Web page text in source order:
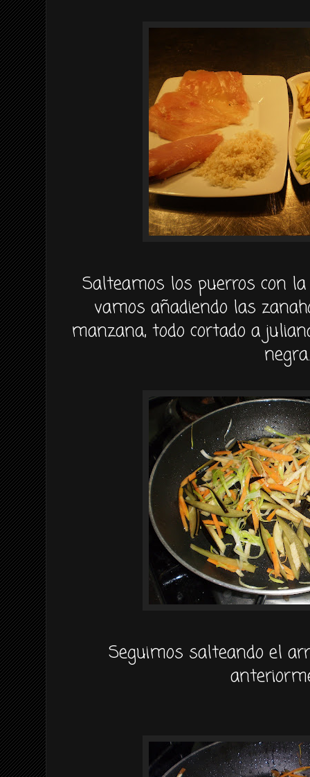
Salteamos los puerros con
vamos añadiendo las
manzana, todo cortado a
negra.
Seguimos salteando el